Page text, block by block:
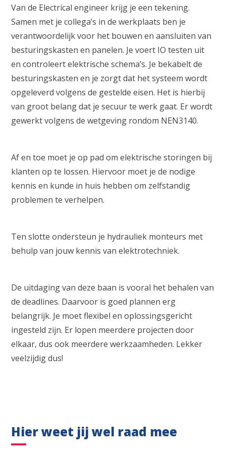
Van de Electrical engineer krijg je een tekening.
Samen met je collega’s in de werkplaats ben je
verantwoordelijk voor het bouwen en aansluiten van
besturingskasten en panelen. Je voert IO testen uit
en controleert elektrische schema’s. Je bekabelt de
besturingskasten en je zorgt dat het systeem wordt
opgeleverd volgens de gestelde eisen. Het is hierbij
van groot belang dat je secuur te werk gaat. Er wordt
gewerkt volgens de wetgeving rondom NEN3140.
Af en toe moet je op pad om elektrische storingen bij
klanten op te lossen. Hiervoor moet je de nodige
kennis en kunde in huis hebben om zelfstandig
problemen te verhelpen.
Ten slotte ondersteun je hydrauliek monteurs met
behulp van jouw kennis van elektrotechniek.
De uitdaging van deze baan is vooral het behalen van
de deadlines. Daarvoor is goed plannen erg
belangrijk. Je moet flexibel en oplossingsgericht
ingesteld zijn. Er lopen meerdere projecten door
elkaar, dus ook meerdere werkzaamheden. Lekker
veelzijdig dus!
Hier weet jij wel raad mee